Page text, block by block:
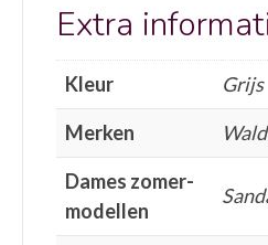
Extra
Kleur
Grijs
Merken
Dames zomer-
modellen